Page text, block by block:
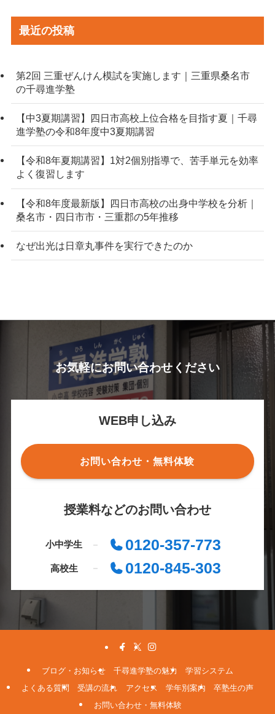
最近の投稿
第2回 三重ぜんけん模試を実施します｜三重県桑名市
の千尋進学塾
【中3夏期講習】四日市高校上位合格を目指す夏｜千尋
進学塾の令和8年度中3夏期講習
【令和8年夏期講習】1対2個別指導で、苦手単元を効率
よく復習します
【令和8年度最新版】四日市高校の出身中学校を分析｜
桑名市・四日市市・三重郡の5年推移
なぜ出光は日章丸事件を実行できたのか
お気軽にお問い合わせください
WEB申し込み
お問い合わせ・無料体験
授業料などのお問い合わせ
小中学生 0120-357-773
高校生 0120-845-303
ブログ・お知らせ 千尋進学塾の魅力
学習システム
よくある質問
受講の流れ アクセス 学年別案内
卒塾生の声
お問い合わせ・無料体験